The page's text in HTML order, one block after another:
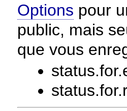
Options pour
public, mais
que vous